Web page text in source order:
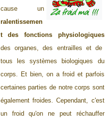
cause un
ralentissemen
t des fonctions physiologiques
des organes, des entrailles et de
tous les systèmes biologiques du
corps. Et bien, on a froid et parfois
certaines parties de notre corps sont
également froides. Cependant, c'est
un froid qu'on ne peut réchauffer